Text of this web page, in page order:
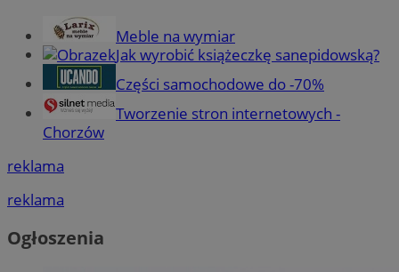
Meble na wymiar
Jak wyrobić książeczkę sanepidowską?
Części samochodowe do -70%
Tworzenie stron internetowych -
Chorzów
reklama
reklama
Ogłoszenia